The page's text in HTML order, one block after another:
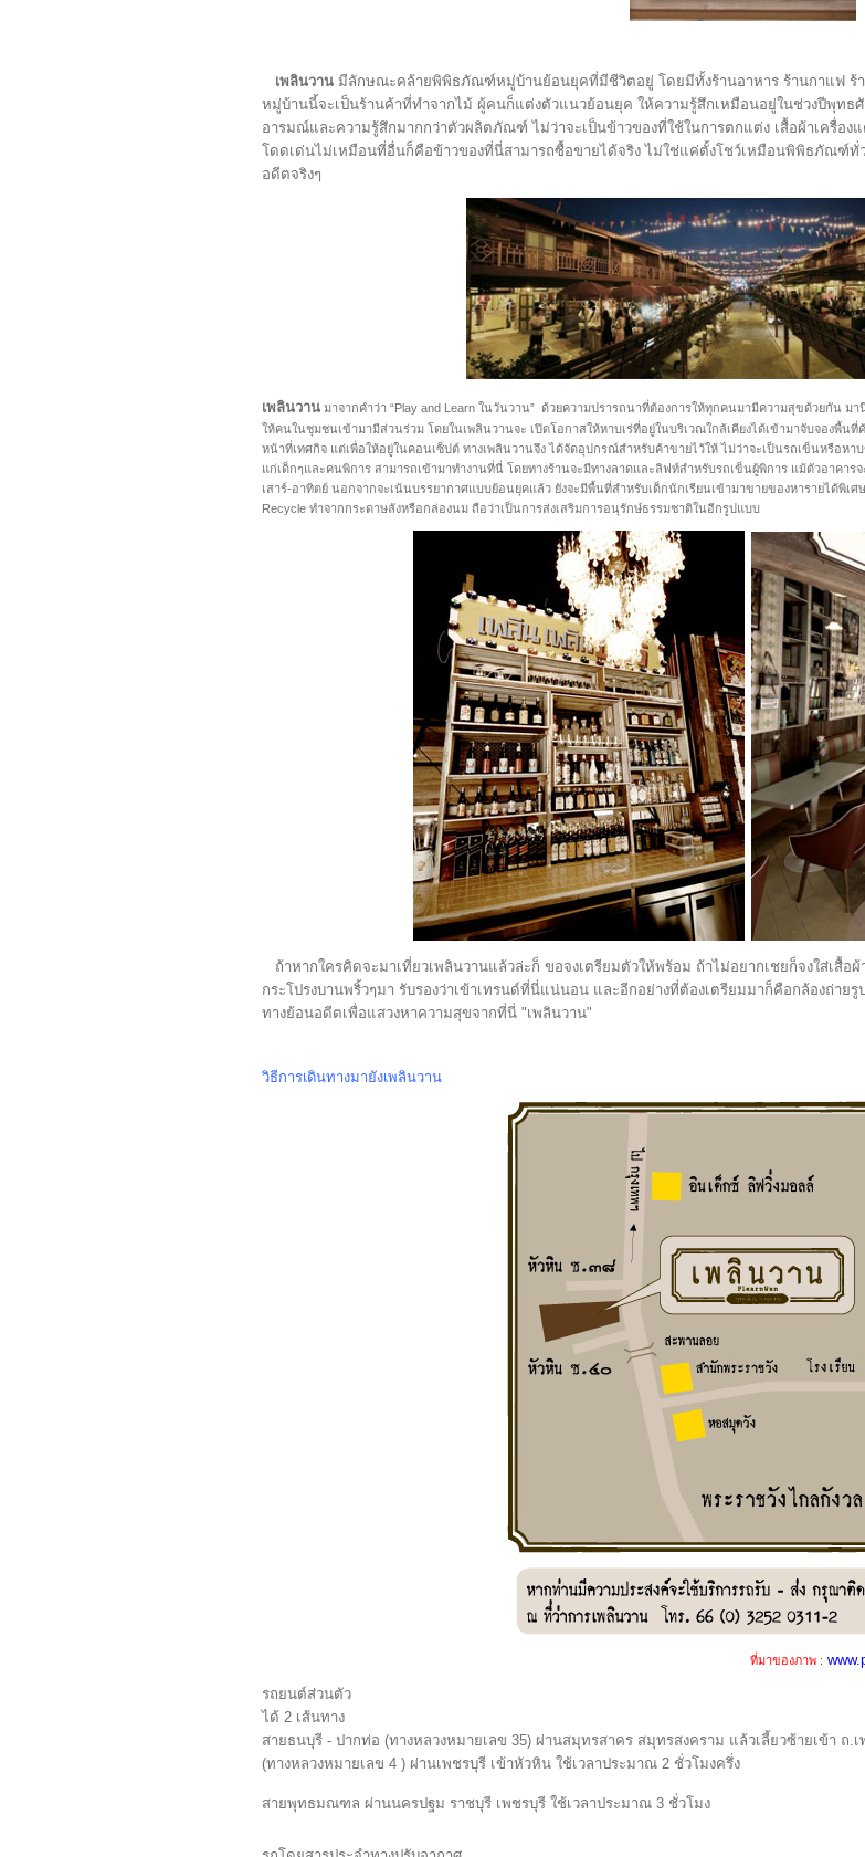
เพลินวาน มีลักษณะคล้ายพิพิธภัณฑ์หมู่บ้านย้อนยุคที่มีชีวิตอยู่ โดยมีทั้งร้านอาหาร ร้านกาแฟ ร้
หมู่บ้านนี้จะเป็นร้านค้าที่ทำจากไม้ ผู้คนก็แต่งตัวแนวย้อนยุค ให้ความรู้สึกเหมือนอยู่ในช่วงปีพุทธ
อารมณ์และความรู้สึกมากกว่าตัวผลิตภัณฑ์ ไม่ว่าจะเป็นข้าวของที่ใช้ในการตกแต่ง เสื้อผ้าเครื่อง
โดดเด่นไม่เหมือนที่อื่นก็คือข้าวของที่นี่สามารถซื้อขายได้จริง ไม่ใช่แค่ตั้งโชว์เหมือนพิพิธภัณฑ์ทั่ว
อดีตจริงๆ
เพลินวาน มาจากคำว่า “Play and Learn ในวันวาน” ด้วยความปรารถนาที่ต้องการให้ทุกคนมามีความสุขด้วยกัน
ให้คนในชุมชนเข้ามามีส่วนร่วม โดยในเพลินวานจะ เปิดโอกาสให้หาบเร่ที่อยู่ในบริเวณใกล้เคียงได้เข้ามาจับจองพื้
หน้าที่เทศกิจ แต่เพื่อให้อยู่ในคอนเซ็ปต์ ทางเพลินวานจึง ได้จัดอุปกรณ์สำหรับค้าขายไว้ให้ ไม่ว่าจะเป็นรถเข็นหรือหา
แก่เด็กๆและคนพิการ สามารถเข้ามาทำงานที่นี่ โดยทางร้านจะมีทางลาดและลิฟท์สำหรับรถเข็นผู้พิการ แม้ตัวอาคา
เสาร์-อาทิตย์ นอกจากจะเน้นบรรยากาศแบบย้อนยุคแล้ว ยังจะมีพื้นที่สำหรับเด็กนักเรียนเข้ามาขายของหารายได้พิเ
Recycle ทำจากกระดาษลังหรือกล่องนม ถือว่าเป็นการส่งเสริมการอนุรักษ์ธรรมชาติในอีกรูปแบบ
ถ้าหากใครคิดจะมาเที่ยวเพลินวานแล้วล่ะก็ ขอจงเตรียมตัวให้พร้อม ถ้าไม่อยากเชยก็จงใส่เสื้อ
กระโปรงบานพริ้วๆมา รับรองว่าเข้าเทรนด์ที่นี่แน่นอน และอีกอย่างที่ต้องเตรียมมาก็คือกล้องถ่ายรู
ทางย้อนอดีตเพื่อแสวงหาความสุขจากที่นี่ "เพลินวาน"
วิธีการเดินทางมายังเพลินวาน
ที่มาของภาพ :
รถยนต์ส่วนตัว
ได้ 2 เส้นทาง
สายธนบุรี - ปากท่อ (ทางหลวงหมายเลข 35) ผ่านสมุทรสาคร สมุทรสงคราม แล้วเลี้ยวซ้ายเข้า ถ.เ
(ทางหลวงหมายเลข 4 ) ผ่านเพชรบุรี เข้าหัวหิน ใช้เวลาประมาณ 2 ชั่วโมงครึ่ง
สายพุทธมณฑล ผ่านนครปฐม ราชบุรี เพชรบุรี ใช้เวลาประมาณ 3 ชั่วโมง